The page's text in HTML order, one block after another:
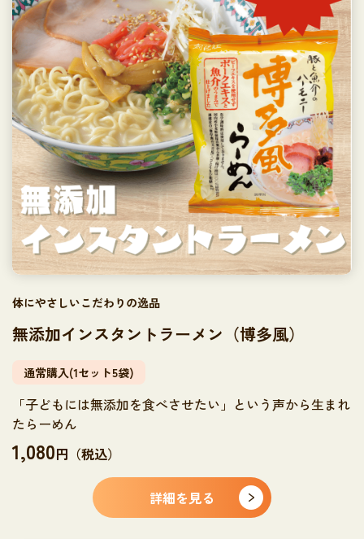
体にやさしいこだわりの逸品
無添加インスタントラーメン（博多風）
通常購入(1セット5袋)
「子どもには無添加を食べさせたい」という声から生まれ
たらーめん
1,080円（税込）
詳細を見る